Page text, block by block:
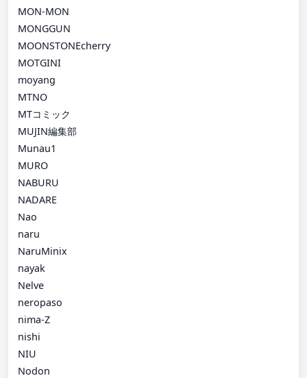
MON-MON
MONGGUN
MOONSTONEcherry
MOTGINI
moyang
MTNO
MTコミック
MUJIN編集部
Munau1
MURO
NABURU
NADARE
Nao
naru
NaruMinix
nayak
Nelve
neropaso
nima-Z
nishi
NIU
Nodon